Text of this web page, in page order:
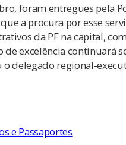
foram entregues pela
a procura por esse
da PF na capital,
excelência continuará
o delegado regional-
e Passaportes